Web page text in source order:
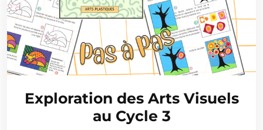
Exploration des Arts Visuels
au Cycle 3